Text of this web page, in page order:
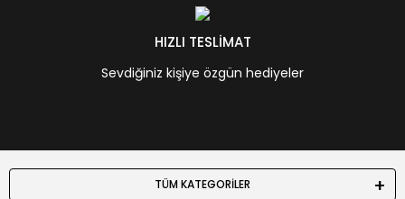
HIZLI TESLİMAT
Sevdiğiniz kişiye özgün hediyeler
TÜM KATEGORİLER